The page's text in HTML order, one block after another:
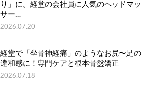
り」に。経堂の会社員に人気のヘッドマッ
サー…
2026.07.20
経堂で「坐骨神経痛」のようなお尻〜足の
違和感に！専門ケアと根本骨盤矯正
2026.07.18